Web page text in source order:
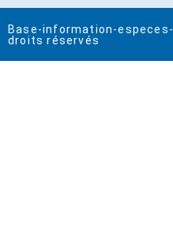
Base-information-
droits réservés